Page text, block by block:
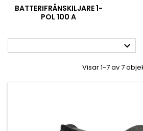
BATTERIFRÅNSKILJARE 1-
POL 100 A

Visar 1-7 av 7